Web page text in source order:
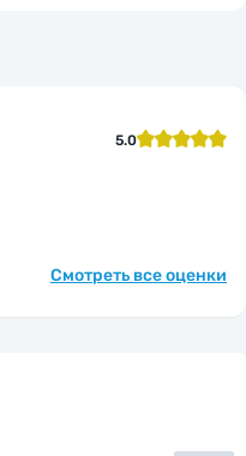
5.0
Смотреть все оценки